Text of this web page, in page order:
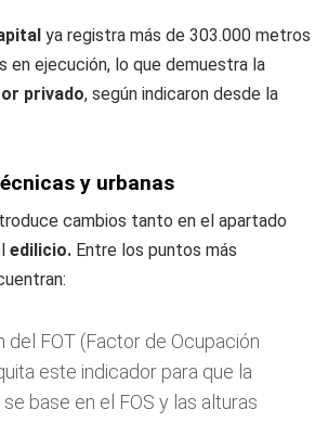
ya registra más de 303.000 metros
en ejecución, lo que demuestra la
privado, según indicaron desde la
y urbanas
cambios tanto en el apartado
edilicio. Entre los puntos más
del FOT (Factor de Ocupación
este indicador para que la
base en el FOS y las alturas